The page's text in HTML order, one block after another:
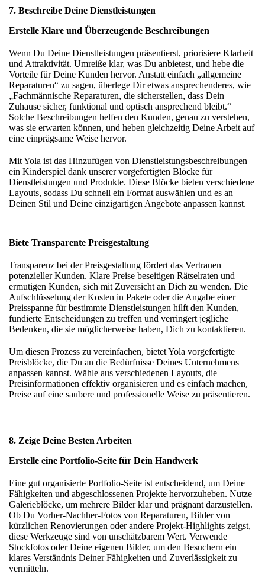
7. Beschreibe Deine Dienstleistungen
Erstelle Klare und Überzeugende Beschreibungen
Wenn Du Deine Dienstleistungen präsentierst, priorisiere Klarheit
und Attraktivität. Umreiße klar, was Du anbietest, und hebe die
Vorteile für Deine Kunden hervor. Anstatt einfach „allgemeine
Reparaturen“ zu sagen, überlege Dir etwas ansprechenderes, wie
„Fachmännische Reparaturen, die sicherstellen, dass Dein
Zuhause sicher, funktional und optisch ansprechend bleibt.“
Solche Beschreibungen helfen den Kunden, genau zu verstehen,
was sie erwarten können, und heben gleichzeitig Deine Arbeit auf
eine einprägsame Weise hervor.
Mit Yola ist das Hinzufügen von Dienstleistungsbeschreibungen
ein Kinderspiel dank unserer vorgefertigten Blöcke für
Dienstleistungen und Produkte. Diese Blöcke bieten verschiedene
Layouts, sodass Du schnell ein Format auswählen und es an
Deinen Stil und Deine einzigartigen Angebote anpassen kannst.
Biete Transparente Preisgestaltung
Transparenz bei der Preisgestaltung fördert das Vertrauen
potenzieller Kunden. Klare Preise beseitigen Rätselraten und
ermutigen Kunden, sich mit Zuversicht an Dich zu wenden. Die
Aufschlüsselung der Kosten in Pakete oder die Angabe einer
Preisspanne für bestimmte Dienstleistungen hilft den Kunden,
fundierte Entscheidungen zu treffen und verringert jegliche
Bedenken, die sie möglicherweise haben, Dich zu kontaktieren.
Um diesen Prozess zu vereinfachen, bietet Yola vorgefertigte
Preisblöcke, die Du an die Bedürfnisse Deines Unternehmens
anpassen kannst. Wähle aus verschiedenen Layouts, die
Preisinformationen effektiv organisieren und es einfach machen,
Preise auf eine saubere und professionelle Weise zu präsentieren.
8. Zeige Deine Besten Arbeiten
Erstelle eine Portfolio-Seite für Dein Handwerk
Eine gut organisierte Portfolio-Seite ist entscheidend, um Deine
Fähigkeiten und abgeschlossenen Projekte hervorzuheben. Nutze
Galerieblöcke, um mehrere Bilder klar und prägnant darzustellen.
Ob Du Vorher-Nachher-Fotos von Reparaturen, Bilder von
kürzlichen Renovierungen oder andere Projekt-Highlights zeigst,
diese Werkzeuge sind von unschätzbarem Wert. Verwende
Stockfotos oder Deine eigenen Bilder, um den Besuchern ein
klares Verständnis Deiner Fähigkeiten und Zuverlässigkeit zu
vermitteln.